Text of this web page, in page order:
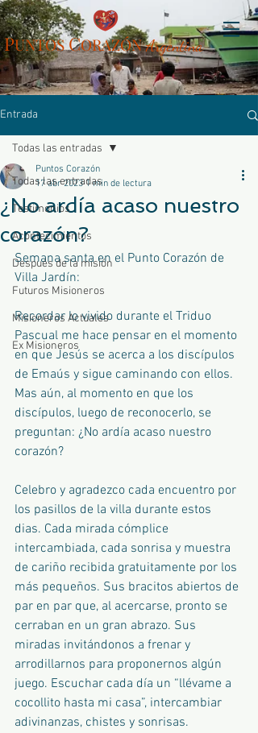
PUNTOSCORAZÓNArgentina
Entrada
Todas las entradas
Testimonios
Acontecimientos
Después de la misión
Futuros Misioneros
Misioneros Actuales
Ex Misioneros
Todas las entradas
¿No ardía acaso nuestro
corazón?
Puntos Corazón
17 abr 2023 1 min de lectura
Semana santa en el Punto Corazón de
Villa Jardín:
Recordar lo vivido durante el Triduo
Pascual me hace pensar en el momento
en que Jesús se acerca a los discípulos
de Emaús y sigue caminando con ellos.
Mas aún, al momento en que los
discípulos, luego de reconocerlo, se
preguntan: ¿No ardía acaso nuestro
corazón?
Celebro y agradezco cada encuentro por
los pasillos de la villa durante estos
dias. Cada mirada cómplice
intercambiada, cada sonrisa y muestra
de cariño recibida gratuitamente por los
más pequeños. Sus bracitos abiertos de
par en par que, al acercarse, pronto se
cerraban en un gran abrazo. Sus
miradas invitándonos a frenar y
arrodillarnos para proponernos algún
juego. Escuchar cada día un “llévame a
cocollito hasta mi casa”, intercambiar
adivinanzas, chistes y sonrisas.